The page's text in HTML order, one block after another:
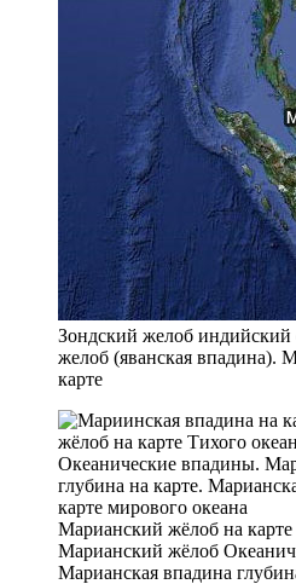
Зондский желоб индийский
желоб (яванская впадина).
карте
Марианский жёлоб на карте
Марианский жёлоб
Марианская впадина